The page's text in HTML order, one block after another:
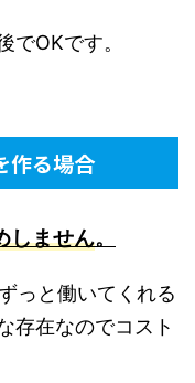
でOKです。
作る場合
しません。
っと働いてくれる
存在なのでコスト